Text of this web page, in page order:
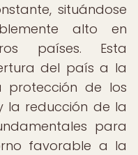
situándose
alto en
países. Esta
del país a la
protección de los
la reducción de la
para
favorable a la